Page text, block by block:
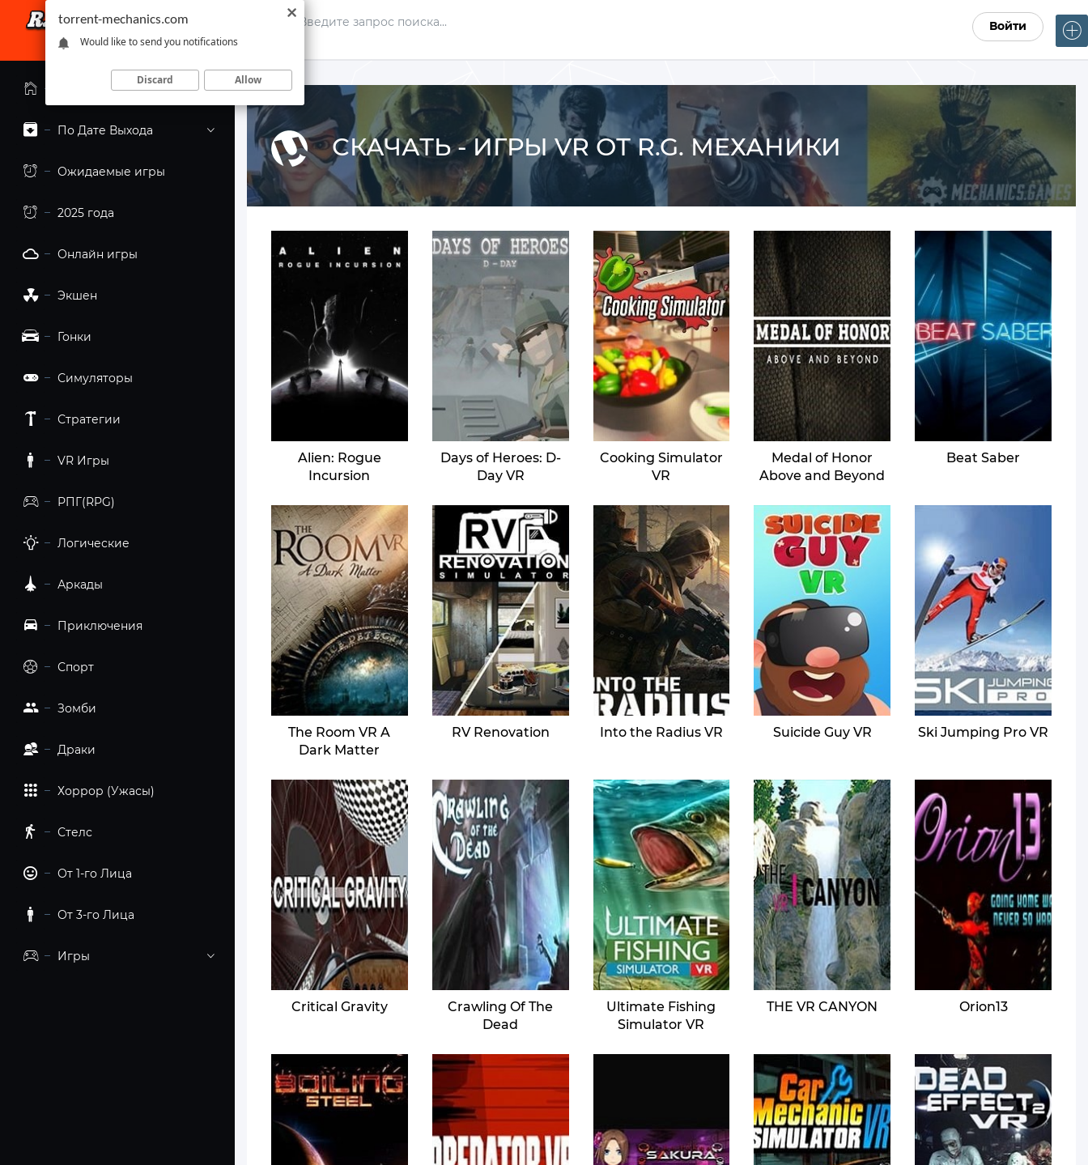
Войти
Главная страница
По Дате Выхода
Ожидаемые игры
2025 года
Онлайн игры
Экшен
Гонки
Симуляторы
Стратегии
VR Игры
РПГ(RPG)
Логические
Аркады
Приключения
Спорт
Зомби
Драки
Хоррор (Ужасы)
Стелс
От 1-го Лица
От 3-го Лица
Игры
СКАЧАТЬ - ИГРЫ VR ОТ R.G. МЕХАНИКИ
Alien: Rogue
Incursion
Days of Heroes: D-
Day VR
Cooking Simulator
VR
Medal of Honor
Above and Beyond
Beat Saber
The Room VR A
Dark Matter
RV Renovation Into the Radius VR Suicide Guy VR Ski Jumping Pro VR
Critical Gravity
Crawling Of The
Dead
Ultimate Fishing
Simulator VR
THE VR CANYON Orion13
torrent-mechanics.com
Would like to send you notifications
Discard Allow